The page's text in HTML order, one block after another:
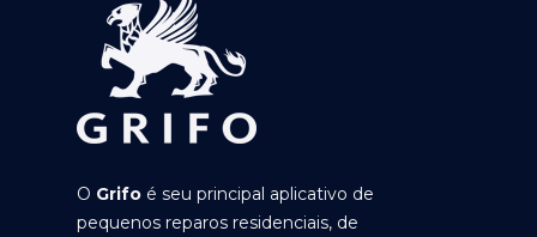
O Grifo é seu principal aplicativo de
pequenos reparos residenciais, de